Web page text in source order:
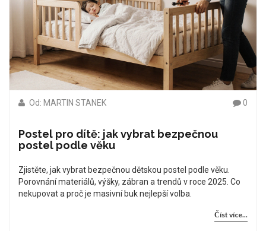
Od: MARTIN STANEK 0
Postel pro dítě: jak vybrat bezpečnou
postel podle věku
Zjistěte, jak vybrat bezpečnou dětskou postel podle věku.
Porovnání materiálů, výšky, zábran a trendů v roce 2025. Co
nekupovat a proč je masivní buk nejlepší volba.
Číst více...